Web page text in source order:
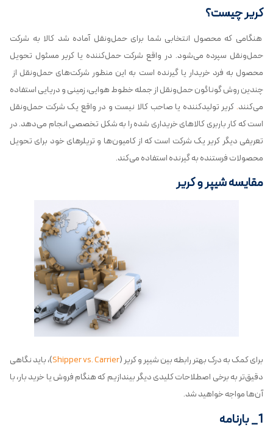
کریر چیست؟
هنگامی که محصول انتخابی شما برای حمل‌ونقل آماده شد کالا به شرکت
حمل‌ونقل سپرده می‌شود. در واقع شرکت حمل‌کننده یا کریر مسئول تحویل
محصول به فرد خریدار یا گیرنده است به این منظور شرکت‌های حمل‌ونقل از
چندین روش گوناگون حمل‌ونقل از جمله خطوط هوایی، زمینی و دریایی استفاده
می‌کنند.کریر تولیدکننده یا صاحب کالا نیست و در واقع یک شرکت حمل‌ونقل
است که کار باربری کالاهای خریداری شده را به شکل تخصصی انجام می‌دهد. در
تعریفی دیگر کریر یک شرکت است که از کامیون‌ها و تریلرهای خود برای تحویل
محصولات فرستنده به گیرنده استفاده می‌کند.
مقایسه شیپر و کریر
برای کمک به درک بهتر رابطه بین شیپر و کریر (Shipper vs. Carrier)، باید نگاهی
دقیق‌تر به برخی اصطلاحات کلیدی دیگر بیندازیم که هنگام فروش یا خرید بار، با
آن‌ها مواجه خواهید شد.
1_ بارنامه